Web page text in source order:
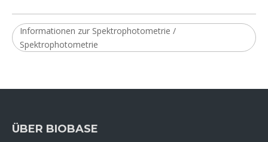
Informationen zur Spektrophotometrie /
Spektrophotometrie
ÜBER BIOBASE